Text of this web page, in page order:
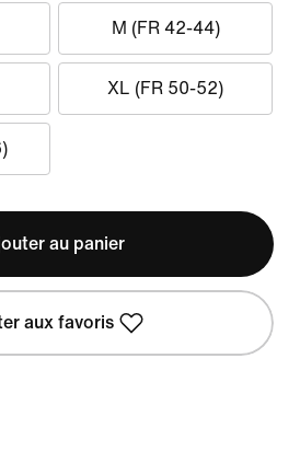
M (FR 42-44)
XL (FR 50-52)
au panier
aux favoris